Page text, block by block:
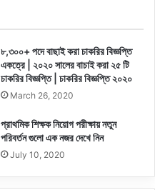
৮,৩০০+ পদে বাছাই করা চাকরির বিজ্ঞপ্তি
একত্রে | ২০২০ সালের বাচাই করা ২৫ টি
চাকরির বিজ্ঞপ্তি | চাকরির বিজ্ঞপ্তি ২০২০
March 26, 2020
প্রাথমিক শিক্ষক নিয়োগ পরীক্ষায় নতুন
পরিবর্তন গুলো এক নজর দেখে নিন
July 10, 2020